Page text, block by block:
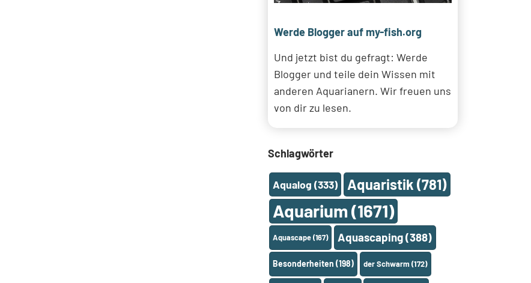
Werde Blogger auf my-fish.org
Und jetzt bist du gefragt: Werde
Blogger und teile dein Wissen mit
anderen Aquarianern. Wir freuen uns
von dir zu lesen.
Schlagwörter
Aqualog (333) Aquaristik (781)
Aquarium (1671)
Aquascape(167) Aquascaping(388)
Besonderheiten (198) der Schwarm(172)